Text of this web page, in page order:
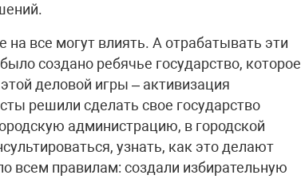
на все могут влиять. А отрабатывать эти
создано ребячье государство, которое
деловой игры – активизация
решили сделать свое государство
администрацию, в городской
узнать, как это делают
всем правилам: создали избирательную